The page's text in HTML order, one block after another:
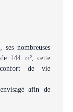
nombreuses
144 m², cette
de vie
afin de